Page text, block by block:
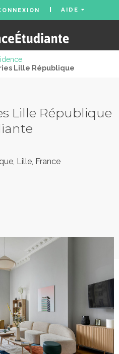
AIDE
Lille République
Lille République
Lille, France